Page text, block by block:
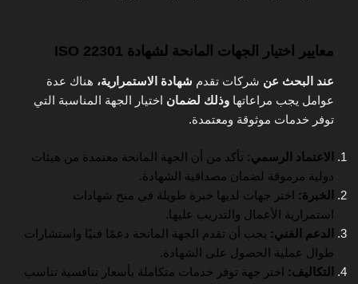
معايير اختيار الجهات المانحة لشهادة ISO 22301
عند البحث عن شركات تقدم شهادة الاستمرارية، هناك عدة
عوامل يجب مراعاتها وذلك لضمان اختيار الجهة المناسبة التي
توفر خدمات موثوقة ومعتمدة.
الاعتماد الرسمي: تأكد من أن الجهة المانحة معتمدة من هيئات
دولية مرموقة لضمان مصداقية الشهادة.
الخبرة:
اختر جهات لديها خبرة طويلة في منح شهادات
استمرارية الأعمال والتدريب عليها.
الدعم الفني: يجب أن تقدم الجهة المانحة دعمًا فنيًا واستشارات
طوال عملية الحصول على الشهادة.
التكاليف:
اختر جهة توفر خدمات متكاملة بأسعار تنافسية تناسب